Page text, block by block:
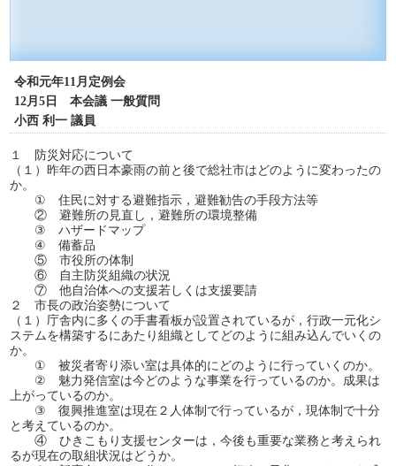
令和元年11月定例会
12月5日 本会議 一般質問
小西 利一 議員
１ 防災対応について
（１）昨年の西日本豪雨の前と後で総社市はどのように変わったの
か。
① 住民に対する避難指示，避難勧告の手段方法等
② 避難所の見直し，避難所の環境整備
③ ハザードマップ
④ 備蓄品
⑤ 市役所の体制
⑥ 自主防災組織の状況
⑦ 他自治体への支援若しくは支援要請
２ 市長の政治姿勢について
（１）庁舎内に多くの手書看板が設置されているが，行政一元化シ
ステムを構築するにあたり組織としてどのように組み込んでいくの
か。
① 被災者寄り添い室は具体的にどのように行っていくのか。
② 魅力発信室は今どのような事業を行っているのか。成果は
上がっているのか。
③ 復興推進室は現在２人体制で行っているが，現体制で十分
と考えているのか。
④ ひきこもり支援センターは，今後も重要な業務と考えられ
るが現在の取組状況はどうか。